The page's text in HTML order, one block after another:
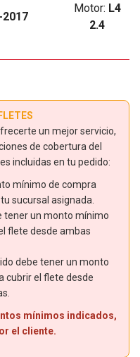
2017
Motor: L4
2.4
un mejor servicio,
de cobertura del
incluidas en tu pedido:
mínimo de compra
sucursal asignada.
tener un monto mínimo
flete desde ambas
debe tener un monto
cubrir el flete desde
mínimos indicados,
el cliente.